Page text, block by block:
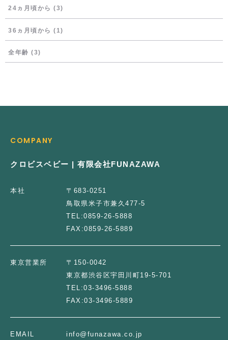
24ヵ月頃から (3)
36ヵ月頃から (1)
全年齢 (3)
COMPANY
クロビスベビー | 有限会社FUNAZAWA
本社
〒683-0251
鳥取県米子市兼久477-5
TEL:0859-26-5888
FAX:0859-26-5889
東京営業所
〒150-0042
東京都渋谷区宇田川町19-5-701
TEL:03-3496-5888
FAX:03-3496-5889
EMAIL info@funazawa.co.jp